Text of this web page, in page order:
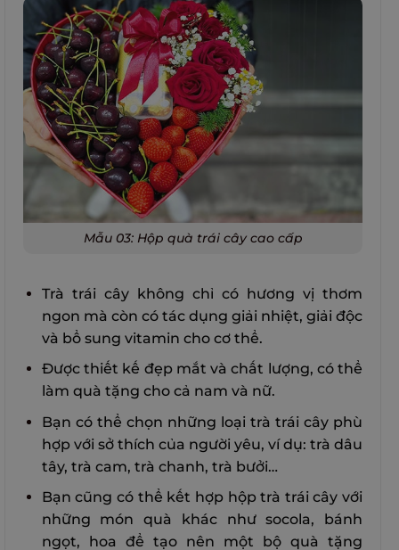
Mẫu 03: Hộp quà trái cây cao cấp
Trà trái cây không chỉ có hương vị thơm
ngon mà còn có tác dụng giải nhiệt, giải độc
và bổ sung vitamin cho cơ thể.
Được thiết kế đẹp mắt và chất lượng, có thể
làm quà tặng cho cả nam và nữ.
Bạn có thể chọn những loại trà trái cây phù
hợp với sở thích của người yêu, ví dụ: trà dâu
tây, trà cam, trà chanh, trà bưởi…
Bạn cũng có thể kết hợp hộp trà trái cây với
những món quà khác như socola, bánh
ngọt, hoa để tạo nên một bộ quà tặng